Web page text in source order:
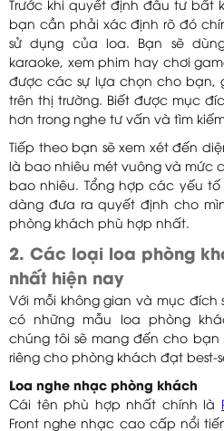
Trước khi quyết định đầu tư bất
bạn cần phải xác định rõ đó
sử dụng của loa. Bạn sẽ
karaoke, xem phim hay chơi
được các sự lựa chọn cho bạn,
trên thị trường. Biết được mục
hơn trong nghe tư vấn và tìm
Tiếp theo bạn sẽ xem xét đến
là bao nhiêu mét vuông và mức
bao nhiêu. Tổng hợp các yếu
dàng đưa ra quyết định cho
phòng khách phù hợp nhất.
2. Các loại loa phòng
nhất hiện nay
Với mỗi không gian và mục đích
có những mẫu loa phòng
chúng tôi sẽ mang đến cho
riêng cho phòng khách đạt best-
Loa nghe nhạc phòng khách
Cái tên phù hợp nhất chính là
Front nghe nhạc cao cấp nổi